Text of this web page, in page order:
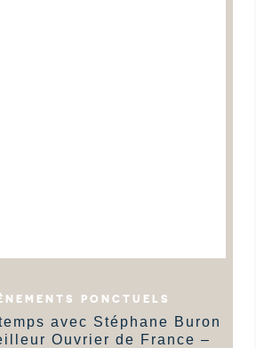
PONCTUELS
avec Stéphane Buron
Ouvrier de France –